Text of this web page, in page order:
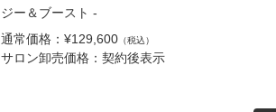
ジー＆ブースト -
通常価格：¥129,600 （税込）
サロン卸売価格：契約後表示